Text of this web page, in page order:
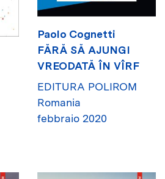
Paolo Cognetti
FĂRĂ SĂ AJUNGI
VREODATĂ ÎN VÎRF
EDITURA POLIROM
Romania
febbraio 2020